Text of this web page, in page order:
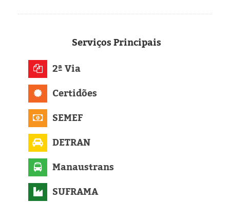
Pesquisas
ServiçosPrincipais
2ª Via
Certidões
SEMEF
DETRAN
Manaustrans
SUFRAMA